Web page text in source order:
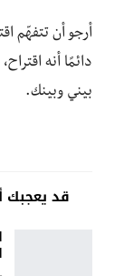
أرجو أن تتفهّم
دائمًا أنه
بيني وبينك.
قد يعجبك